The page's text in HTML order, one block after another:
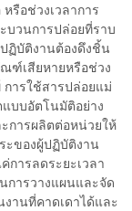
รือช่วงเวลาการ
บวนการปล่อยที่ราบ
ฏิบัติงานต้องดึงชิ้น
ฑ์เสียหายหรือช่วง
ารใช้สารปล่อยแม่
บบอัตโนมัติอย่าง
การผลิตต่อหน่วยให้
ะของผู้ปฏิบัติงาน
การลดระยะเวลา
การวางแผนและจัด
านที่คาดเดาได้และ